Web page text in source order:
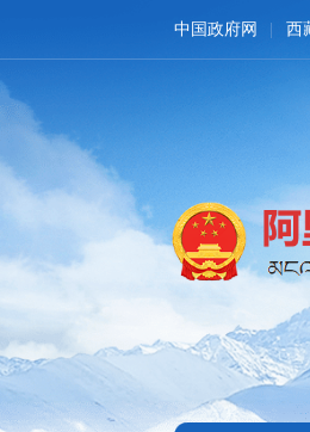
中国政府网 西